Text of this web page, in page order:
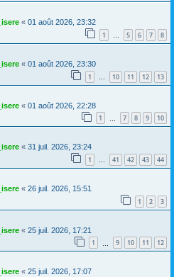
« 01 août 2026, 23:32
1 … 5 6 7 8
« 01 août 2026, 23:30
1 … 10 11 12 13
« 01 août 2026, 22:28
1 7 8 9 10
« 31 juil. 2026, 23:24
1 … 41 42 43 44
« 26 juil. 2026, 15:51
1 2 3
« 25 juil. 2026, 17:21
1 9 10 11 12
« 25 juil. 2026, 17:07